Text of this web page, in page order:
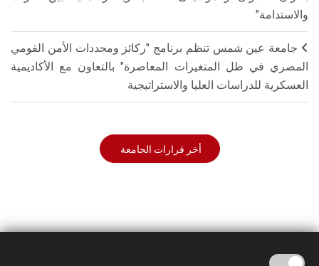
والاستدامة"
جامعة عين شمس تنظم برنامج "ركائز ومحددات الأمن القومي
المصري في ظل المتغيرات المعاصرة" بالتعاون مع الأكاديمية
العسكرية للدراسات العليا والاستراتيجية
أخر قرارات الجامعة